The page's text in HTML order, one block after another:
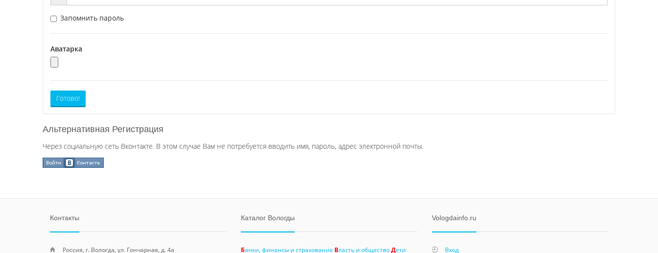
Запомнить пароль
Аватарка
Готово!
Альтернативная Регистрация
Через социальную сеть Вконтакте. В этом случае Вам не потребуется вводить имя, пароль, адрес электронной почты.
Контакты
Россия, г. Вологда, ул. Гончарная, д. 4а
Каталог Вологды
Банки, финансы и страхование Власть и обществоДети
Vologdainfo.ru
Вход